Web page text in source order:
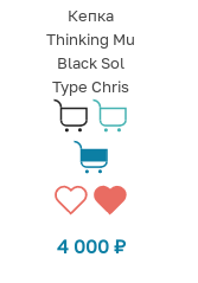
Кепка
Thinking Mu
Black Sol
Type Chris
4 000 ₽